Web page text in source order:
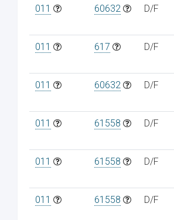
011 60632 D/F
011 617 D/F
011 60632 D/F
011 61558 D/F
011 61558 D/F
011 61558 D/F